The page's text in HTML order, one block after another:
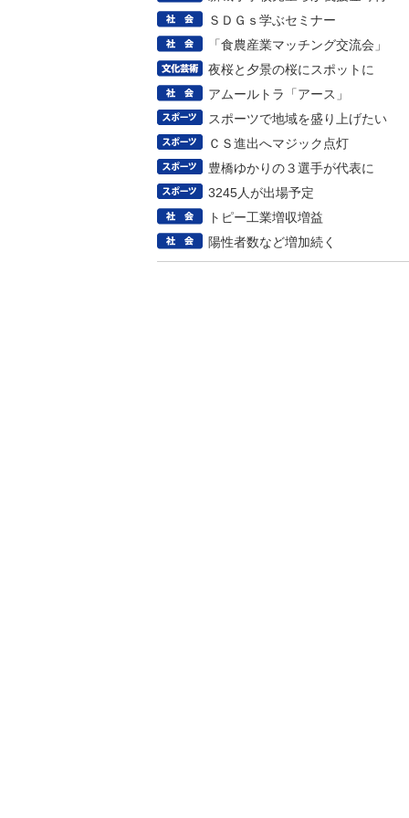
ＳＤＧｓ学ぶセミナー
「食農産業マッチング交流会」
夜桜と夕景の桜にスポットに
アムールトラ「アース」
スポーツで地域を盛り上げたい
ＣＳ進出へマジック点灯
豊橋ゆかりの３選手が代表に
3245人が出場予定
トピー工業増収増益
陽性者数など増加続く